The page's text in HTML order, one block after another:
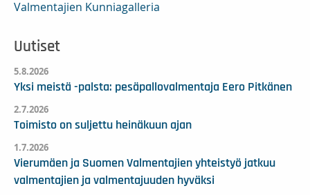
Valmentajien Kunniagalleria
Uutiset
5.8.2026
Yksi meistä -palsta: pesäpallovalmentaja Eero Pitkänen
2.7.2026
Toimisto on suljettu heinäkuun ajan
1.7.2026
Vierumäen ja Suomen Valmentajien yhteistyö jatkuu
valmentajien ja valmentajuuden hyväksi